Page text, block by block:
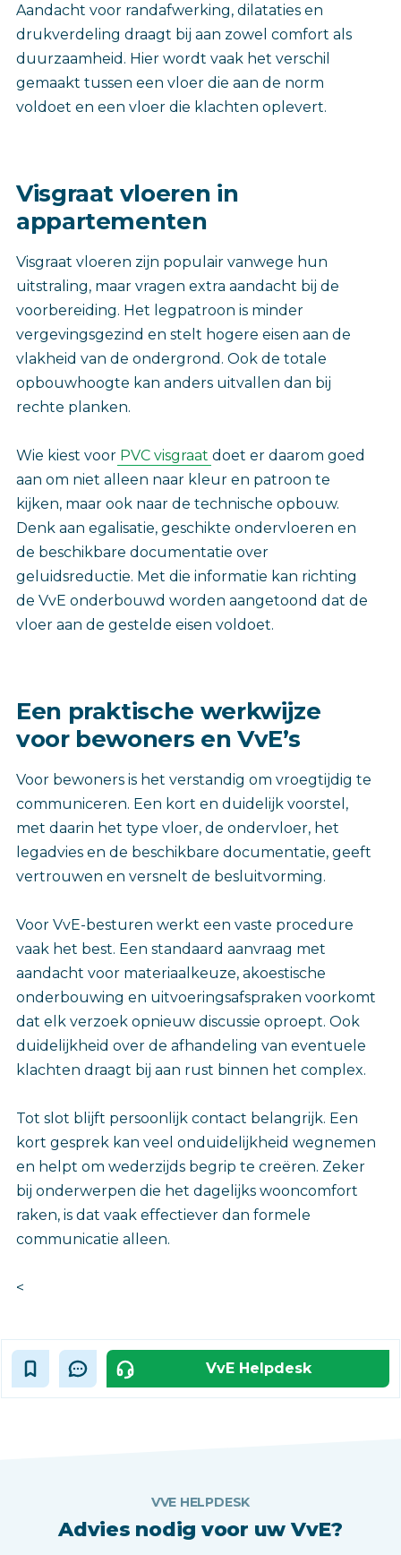
Aandacht voor randafwerking, dilataties en
drukverdeling draagt bij aan zowel comfort als
duurzaamheid. Hier wordt vaak het verschil
gemaakt tussen een vloer die aan de norm
voldoet en een vloer die klachten oplevert.
Visgraat vloeren in
appartementen
Visgraat vloeren zijn populair vanwege hun
uitstraling, maar vragen extra aandacht bij de
voorbereiding. Het legpatroon is minder
vergevingsgezind en stelt hogere eisen aan de
vlakheid van de ondergrond. Ook de totale
opbouwhoogte kan anders uitvallen dan bij
rechte planken.
Wie kiest voor PVC visgraat doet er daarom goed
aan om niet alleen naar kleur en patroon te
kijken, maar ook naar de technische opbouw.
Denk aan egalisatie, geschikte ondervloeren en
de beschikbare documentatie over
geluidsreductie. Met die informatie kan richting
de VvE onderbouwd worden aangetoond dat de
vloer aan de gestelde eisen voldoet.
Een praktische werkwijze
voor bewoners en VvE’s
Voor bewoners is het verstandig om vroegtijdig te
communiceren. Een kort en duidelijk voorstel,
met daarin het type vloer, de ondervloer, het
legadvies en de beschikbare documentatie, geeft
vertrouwen en versnelt de besluitvorming.
Voor VvE-besturen werkt een vaste procedure
vaak het best. Een standaard aanvraag met
aandacht voor materiaalkeuze, akoestische
onderbouwing en uitvoeringsafspraken voorkomt
dat elk verzoek opnieuw discussie oproept. Ook
duidelijkheid over de afhandeling van eventuele
klachten draagt bij aan rust binnen het complex.
Tot slot blijft persoonlijk contact belangrijk. Een
kort gesprek kan veel onduidelijkheid wegnemen
en helpt om wederzijds begrip te creëren. Zeker
bij onderwerpen die het dagelijks wooncomfort
raken, is dat vaak effectiever dan formele
communicatie alleen.
<
VvE Helpdesk
VVE HELPDESK
Advies nodig voor uw VvE?